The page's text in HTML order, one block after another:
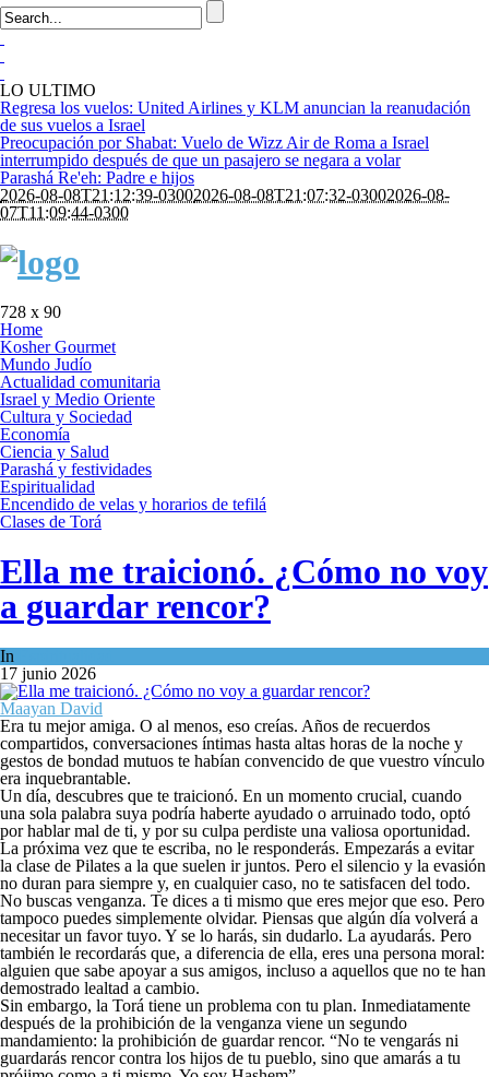
LO ULTIMO
Regresa los vuelos: United Airlines y KLM anuncian la reanudación
de sus vuelos a Israel
Preocupación por Shabat: Vuelo de Wizz Air de Roma a Israel
interrumpido después de que un pasajero se negara a volar
Parashá Re'eh: Padre e hijos
2026-08-08T21:12:39-03002026-08-08T21:07:32-03002026-08-
07T11:09:44-0300
728 x 90
Home
Kosher Gourmet
Mundo Judío
Actualidad comunitaria
Israel y Medio Oriente
Cultura y Sociedad
Economía
Ciencia y Salud
Parashá y festividades
Espiritualidad
Encendido de velas y horarios de tefilá
Clases de Torá
Ella me traicionó. ¿Cómo no voy
a guardar rencor?
In
17 junio 2026
Maayan David
Era tu mejor amiga. O al menos, eso creías. Años de recuerdos
compartidos, conversaciones íntimas hasta altas horas de la noche y
gestos de bondad mutuos te habían convencido de que vuestro vínculo
era inquebrantable.
Un día, descubres que te traicionó. En un momento crucial, cuando
una sola palabra suya podría haberte ayudado o arruinado todo, optó
por hablar mal de ti, y por su culpa perdiste una valiosa oportunidad.
La próxima vez que te escriba, no le responderás. Empezarás a evitar
la clase de Pilates a la que suelen ir juntos. Pero el silencio y la evasión
no duran para siempre y, en cualquier caso, no te satisfacen del todo.
No buscas venganza. Te dices a ti mismo que eres mejor que eso. Pero
tampoco puedes simplemente olvidar. Piensas que algún día volverá a
necesitar un favor tuyo. Y se lo harás, sin dudarlo. La ayudarás. Pero
también le recordarás que, a diferencia de ella, eres una persona moral:
alguien que sabe apoyar a sus amigos, incluso a aquellos que no te han
demostrado lealtad a cambio.
Sin embargo, la Torá tiene un problema con tu plan. Inmediatamente
después de la prohibición de la venganza viene un segundo
mandamiento: la prohibición de guardar rencor. “No te vengarás ni
guardarás rencor contra los hijos de tu pueblo, sino que amarás a tu